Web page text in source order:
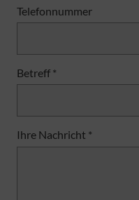
Telefonnummer
Betreff *
Ihre Nachricht *